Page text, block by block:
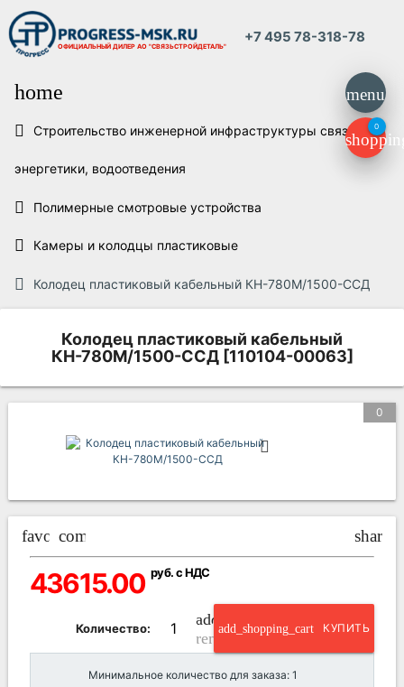
ОФИЦИАЛЬНЫЙ ДИЛЕР АО "СВЯЗЬСТРОЙДЕТАЛЬ"
+7 495 78-318-78
menu
0
home
Строительство инженерной инфраструктуры связи,
энергетики, водоотведения
Полимерные смотровые устройства
Камеры и колодцы пластиковые
Колодец пластиковый кабельный КН-780М/1500-ССД
Колодец пластиковый кабельный
КН-780М/1500-ССД [110104-00063]
0
favorite_border
compare_arrows share
43615.00 руб. с НДС
Количество:
add_circle_outline
remove_circle_outline
add_shopping_cart КУПИТЬ
Минимальное количество для заказа: 1